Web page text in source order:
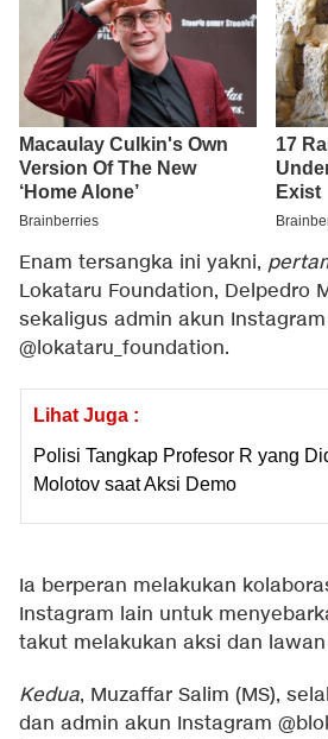
Enam tersangka ini yakni,
Lokataru Foundation, Delpedro
sekaligus admin akun Instagram
@lokataru_foundation.
Lihat Juga :
Polisi Tangkap Profesor R yang
Molotov saat Aksi Demo
Ia berperan melakukan
Instagram lain untuk
takut melakukan aksi dan
Kedua, Muzaffar Salim (MS),
dan admin akun Instagram